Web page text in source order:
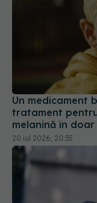
Un medicament
tratament
melanină în
20 iul 2026, 20:35